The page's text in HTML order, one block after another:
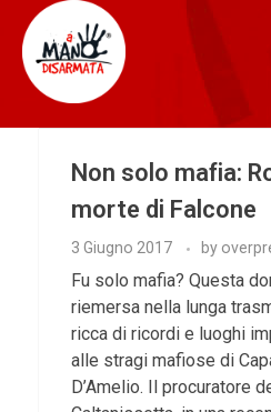
Non solo mafia:
morte di Falcone
3 Giugno 2017 by
Fu solo mafia? Questa
riemersa nella lunga
ricca di ricordi e luoghi
alle stragi mafiose di
D’Amelio. Il procuratore